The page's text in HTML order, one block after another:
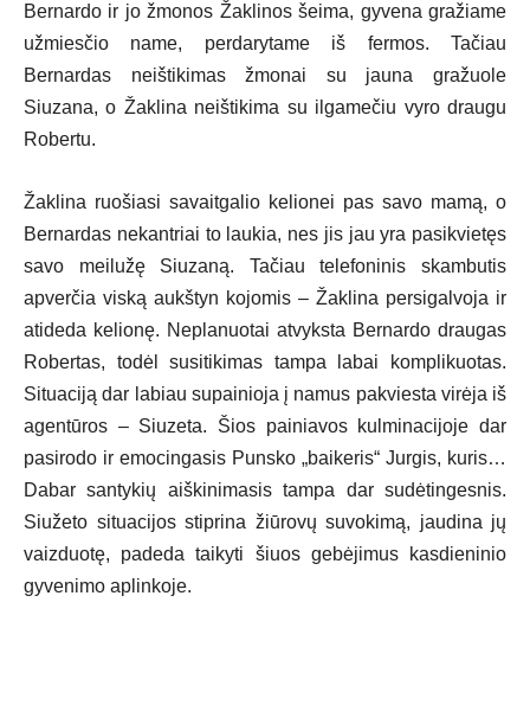
Bernardo ir jo žmonos Žaklinos šeima, gyvena gražiame
užmiesčio name, perdarytame iš fermos. Tačiau
Bernardas neištikimas žmonai su jauna gražuole
Siuzana, o Žaklina neištikima su ilgamečiu vyro draugu
Robertu.
Žaklina ruošiasi savaitgalio kelionei pas savo mamą, o
Bernardas nekantriai to laukia, nes jis jau yra pasikvietęs
savo meilužę Siuzaną. Tačiau telefoninis skambutis
apverčia viską aukštyn kojomis – Žaklina persigalvoja ir
atideda kelionę. Neplanuotai atvyksta Bernardo draugas
Robertas, todėl susitikimas tampa labai komplikuotas.
Situaciją dar labiau supainioja į namus pakviesta virėja iš
agentūros – Siuzeta. Šios painiavos kulminacijoje dar
pasirodo ir emocingasis Punsko „baikeris“ Jurgis, kuris…
Dabar santykių aiškinimasis tampa dar sudėtingesnis.
Siužeto situacijos stiprina žiūrovų suvokimą, jaudina jų
vaizduotę, padeda taikyti šiuos gebėjimus kasdieninio
gyvenimo aplinkoje.